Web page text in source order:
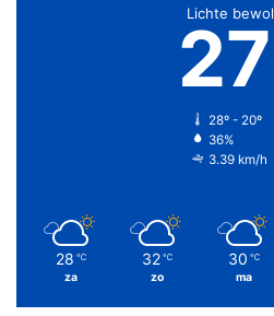
Lichte
27
28º - 20º
36%
3.39 km/h
28 ℃
za
32 ℃
zo
30 ℃
ma